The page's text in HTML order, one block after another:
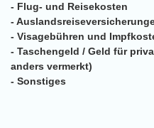
- Flug- und Reisekosten
-
- Visagebühren und
- Taschengeld / Geld für
anders vermerkt)
- Sonstiges